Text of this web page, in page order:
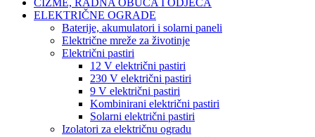
ČIZME, RADNA OBUĆA I ODJEĆA
ELEKTRIČNE OGRADE
Baterije, akumulatori i solarni paneli
Električne mreže za životinje
Električni pastiri
12 V električni pastiri
230 V električni pastiri
9 V električni pastiri
Kombinirani električni pastiri
Solarni električni pastiri
Izolatori za električnu ogradu